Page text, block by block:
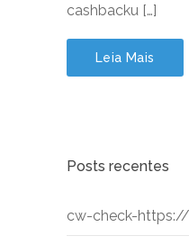
cashbacku […]
Leia Mais
Posts recentes
cw-check-